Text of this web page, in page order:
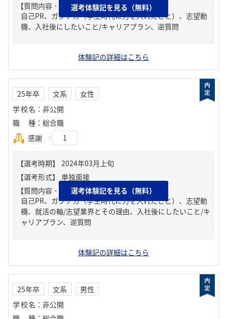
【質問内容・課題】
自己PR、ガクチカ（学生時代に力を入れたこと）、志望動
機、入社後にしたいこと/キャリアプラン、逆質問
選考体験記を見る（無料）
体験記の詳細はこちら
25年卒 文系
女性
学校名 ： 非公開
職種 ： 総合職
感謝
1
【質問内容・課題】
自己PR、ガクチカ（学生時代に力を入れたこと）、志望動
機、就活の軸/志望業界とその理由、入社後にしたいこと/キ
ャリアプラン、逆質問
選考体験記を見る（無料）
体験記の詳細はこちら
25年卒 文系
男性
学校名 ： 非公開